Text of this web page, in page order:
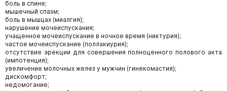
боль в спине;
мышечный спазм;
боль в мышцах (миалгия);
нарушение мочеиспускания;
учащенное мочеиспускание в ночное время (никтурия);
частое мочеиспускание (поллакиурия);
отсутствие эрекции для совершения полноценного полового акта
(импотенция);
увеличение молочных желез у мужчин (гинекомастия);
дискомфорт;
недомогание;